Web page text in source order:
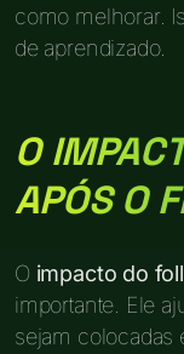
como melhorar.
de aprendizado.
O
APÓS O
O impacto do
importante. Ele
sejam colocadas